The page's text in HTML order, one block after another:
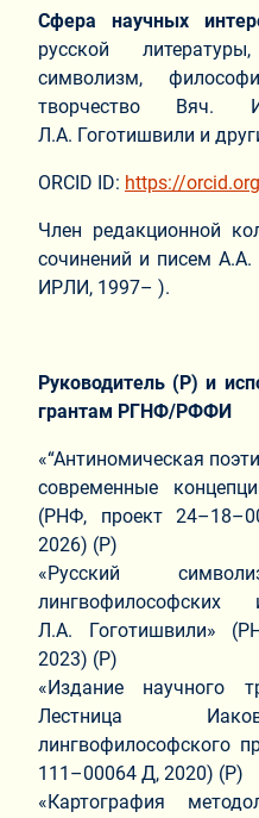
Сфера научных
русской
символизм,
творчество Вяч.
Л.А. Гоготишвили и
ORCID ID: https://
Член редакционной
сочинений и писем
ИРЛИ, 1997– ).
Руководитель (Р) и
грантам РГНФ/РФФИ
«“Антиномическая
современные
(РНФ, проект
2026) (Р)
«Русский
лингвофилософских
Л.А. Гоготишвили»
2023) (Р)
«Издание научного
Лестница
лингвофилософского
111–00064 Д, 2020) (Р)
«Картография